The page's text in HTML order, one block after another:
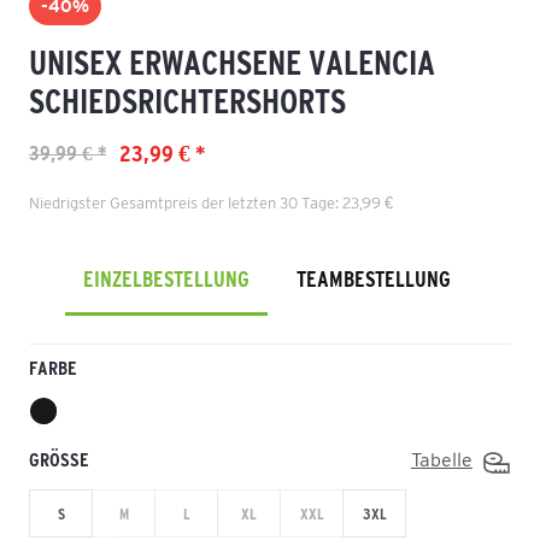
-40%
UNISEX ERWACHSENE VALENCIA
SCHIEDSRICHTERSHORTS
23,99 € *
39,99 € *
Niedrigster Gesamtpreis der letzten 30 Tage: 23,99 €
EINZELBESTELLUNG TEAMBESTELLUNG
FARBE
GRÖSSE Tabelle
S M L XL XXL 3XL